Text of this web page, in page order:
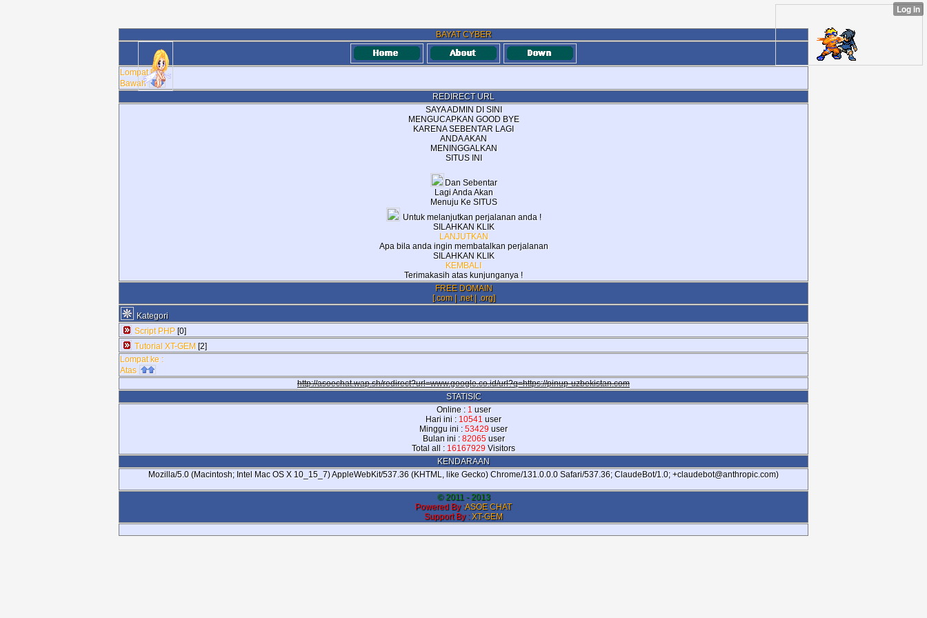
BAYAT CYBER
Lompat ke :
Bawah
REDIRECT URL
SAYA ADMIN DI SINI
MENGUCAPKAN GOOD BYE
KARENA SEBENTAR LAGI
ANDA AKAN
MENINGGALKAN
SITUS INI
Dan Sebentar
Lagi Anda Akan
Menuju Ke SITUS
Untuk melanjutkan perjalanan anda !
SILAHKAN KLIK
LANJUTKAN
Apa bila anda ingin membatalkan perjalanan
SILAHKAN KLIK
KEMBALI
Terimakasih atas kunjunganya !
FREE DOMAIN
[.com | .net | .org]
Kategori
Script PHP [0]
Tutorial XT-GEM [2]
Lompat ke :
Atas
http://asoechat.wap.sh/redirect?url=www.google.co.id/url?q=https://pinup-uzbekistan.com
STATISIC
Online : 1 user
Hari ini : 10541 user
Minggu ini : 53429 user
Bulan ini : 82065user
Total all : 16167929 Visitors
KENDARAAN
Mozilla/5.0 (Macintosh; Intel Mac OS X 10_15_7) AppleWebKit/537.36 (KHTML, like Gecko) Chrome/131.0.0.0 Safari/537.36; ClaudeBot/1.0; +claudebot@anthropic.com)
© 2011 - 2013
Powered By :ASOE CHAT
Support By : XT-GEM